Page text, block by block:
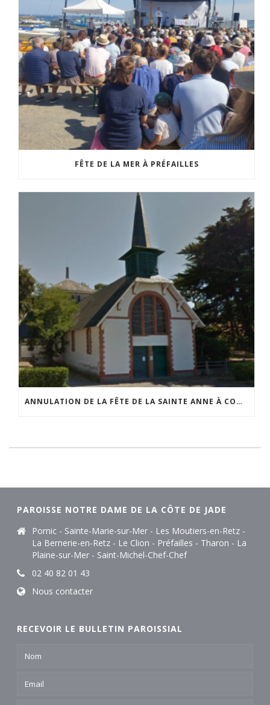
FÊTE DE LA MER À PRÉFAILLES
ANNULATION DE LA FÊTE DE LA SAINTE ANNE À COMBERGE
PAROISSE NOTRE DAME DE LA CÔTE DE JADE
Pornic - Sainte-Marie-sur-Mer - Les Moutiers-en-Retz -
La Bernerie-en-Retz - Le Clion - Préfailles - Tharon - La
Plaine-sur-Mer - Saint-Michel-Chef-Chef
02 40 82 01 43
Nous contacter
RECEVOIR LE BULLETIN PAROISSIAL